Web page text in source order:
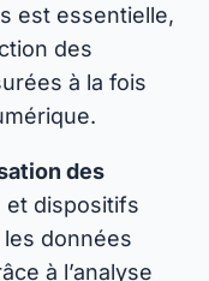
est essentielle,
des
à la fois
des
et dispositifs
données
à l’analyse